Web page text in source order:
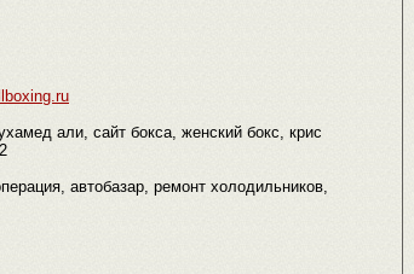
али, сайт бокса, женский бокс, крис
автобазар, ремонт холодильников,